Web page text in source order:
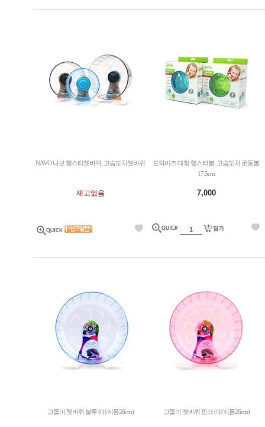
NAVO 나보 햄스터쳇바퀴, 고슴도치쳇바퀴
재고없음
포와이즈 대형 햄스터볼, 고슴도치 운동볼,
17.5cm
7,000
고돌이 쳇바퀴 블루 (대/지름26cm) 고돌이 쳇바퀴 핑크 (대/지름26cm)